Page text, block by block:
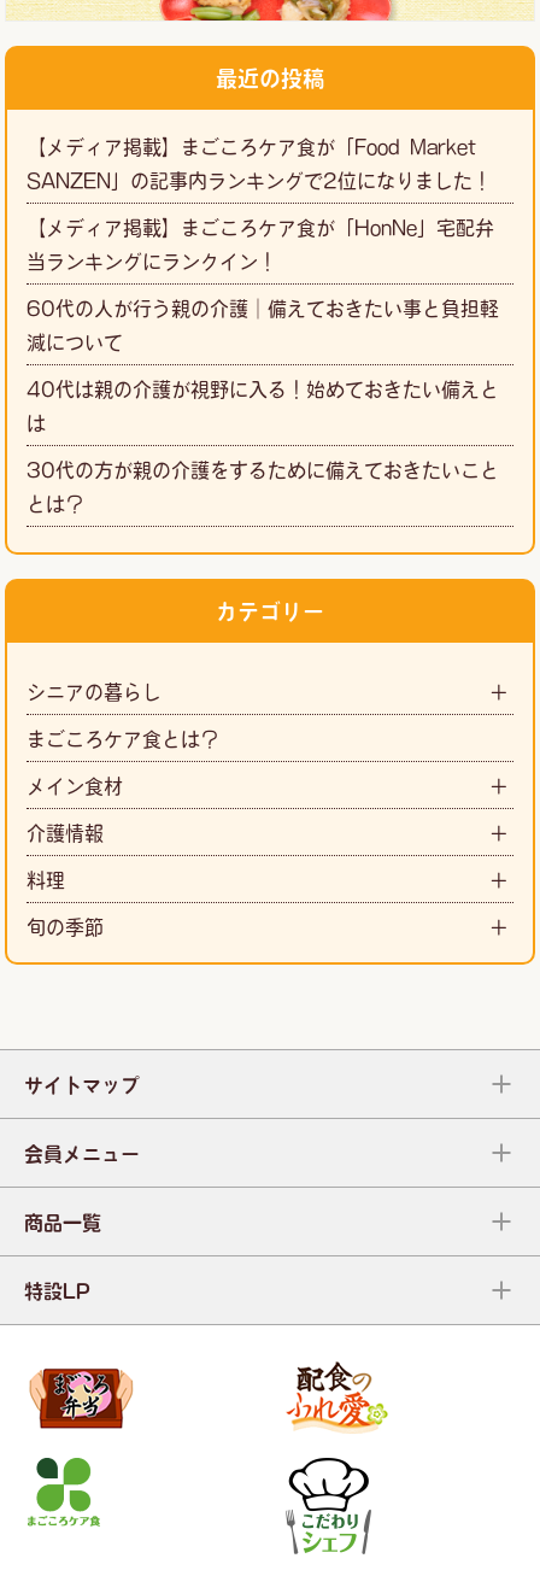
最近の投稿
【メディア掲載】まごころケア食が「Food Market
SANZEN」の記事内ランキングで2位になりました！
【メディア掲載】まごころケア食が「HonNe」宅配弁
当ランキングにランクイン！
60代の人が行う親の介護｜備えておきたい事と負担軽
減について
40代は親の介護が視野に入る！始めておきたい備えと
は
30代の方が親の介護をするために備えておきたいこと
とは？
カテゴリー
シニアの暮らし
まごころケア食とは？
メイン食材
介護情報
料理
旬の季節
サイトマップ
会員メニュー
商品一覧
特設LP